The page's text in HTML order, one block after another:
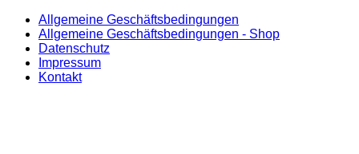
Allgemeine Geschäftsbedingungen
Allgemeine Geschäftsbedingungen - Shop
Datenschutz
Impressum
Kontakt